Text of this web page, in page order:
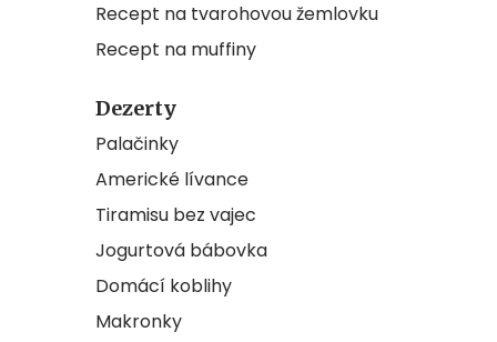
Recept na tvarohovou žemlovku
Recept na muffiny
Dezerty
Palačinky
Americké lívance
Tiramisu bez vajec
Jogurtová bábovka
Domácí koblihy
Makronky